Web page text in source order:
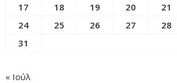
17
18 19 20 21
24
25 26 27 28
31
« Ιούλ